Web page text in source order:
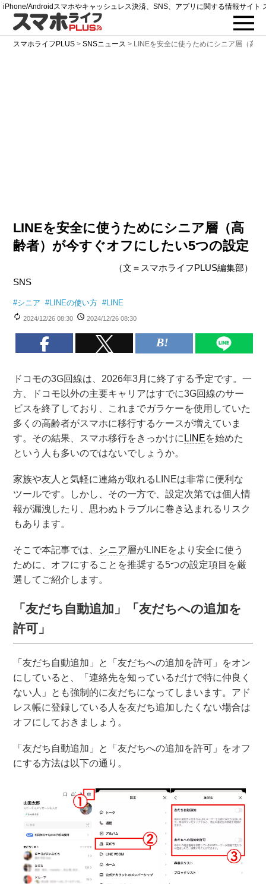
iPhone/Androidスマホやキャッシュレス決済、SNS、アプリに関する情報サイト
スマホライフPLUS >SNSニュース > LINEを安全に使うためにシニア層（高
LINEを安全に使うためにシニア層（高
齢者）が今すぐオフにしたい5つの設定
（文＝スマホライフPLUS編集部）
SNS
#シニア #LINEの使い方 #LINE
2024/12/26 08:30 2024/12/26 08:30
ドコモの3G回線は、2026年3月に終了する予定です。一
方、ドコモ以外の主要キャリアはすでに3G回線のサー
ビスを終了しており、これまでガラケーを使用していた
多くの高齢者がスマホに移行するケースが増えていま
す。その結果、スマホ移行をきっかけに LINEを始めた
という人も多いのではないでしょうか。
家族や友人と気軽に連絡が取れるLINEは非常に便利な
ツールです。しかし、その一方で、設定次第では個人情
報が漏洩したり、思わぬトラブルに巻き込まれるリスク
もあります。
そこで本記事では、 シニア層がLINEをより安全に使う
ために、オフにすることを推奨する5つの設定項目を厳
選してご紹介します。
「友だち自動追加」「友だちへの追加を
許可」
「友だち自動追加」と「友だちへの追加を許可」をオン
にしていると、「連絡先を知っているだけで特に仲良く
ない人」とも強制的に友だちになってしまいます。アド
レス帳に登録している人を友だち追加したくない場合は
オフにしておきましょう。
「友だち自動追加」と「友だちへの追加を許可」をオフ
にする方法は以下の通り。